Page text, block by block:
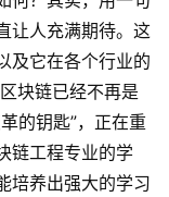
让人充满期待。这
及它在各个行业的
块链已经不再是
的钥匙”，正在重
链工程专业的学
培养出强大的学习